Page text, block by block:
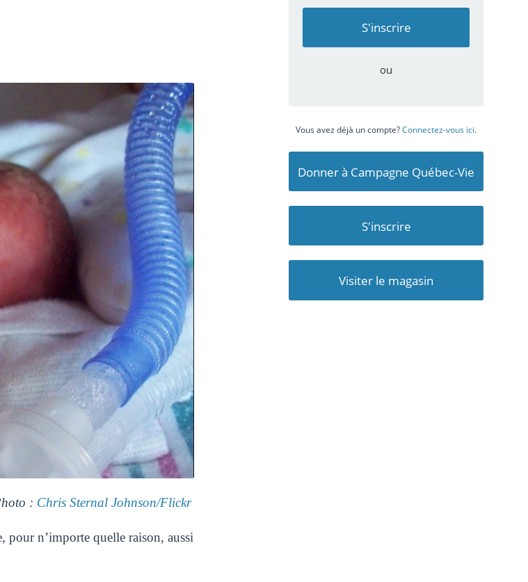
: Chris Sternal Johnson/Flickr
pour n’importe quelle raison, aussi
ou
Vous avez déjà un compte?Connectez-vous ici.
Donner à Campagne Québec-Vie
S'inscrire
Visiter le magasin